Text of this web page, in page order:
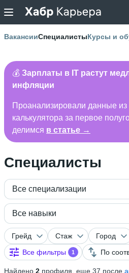
ВакансииСпециалистыКурсы и
💰 Зарплаты в IT растут
инфляции
Проанализировали данные из
калькулятора за первое
делимся в статье →
Специалисты
Все специализации
Все навыки
Грейд Стаж Город
Все фильтры
1 По
Найдено 2 профиля, еще 37 после